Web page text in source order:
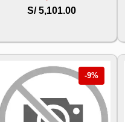
S/ 5,101.00
-9%